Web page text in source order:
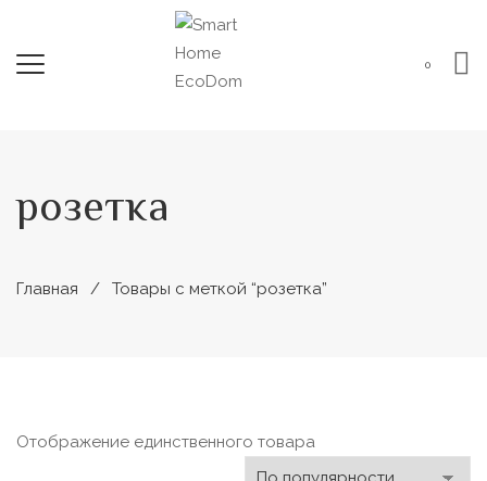
0
розетка
Главная Товары с меткой “розетка”
Отображение единственного товара